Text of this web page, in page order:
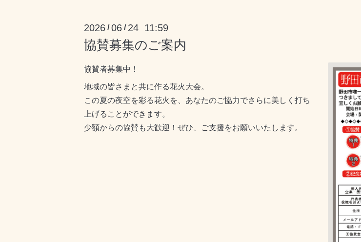
2026 /06 / 24 11:59
協賛募集のご案内
協賛者募集中！
地域の皆さまと共に作る花火大会。
この夏の夜空を彩る花火を、あなたのご協力でさらに美しく打ち
上げることができます。
少額からの協賛も大歓迎！ぜひ、ご支援をお願いいたします。